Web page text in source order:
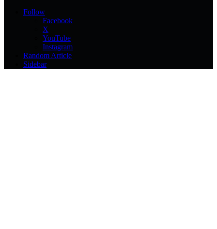
Follow
Facebook
X
YouTube
Instagram
Random Article
Sidebar